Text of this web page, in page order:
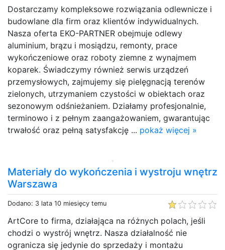
Dostarczamy kompleksowe rozwiązania odlewnicze i
budowlane dla firm oraz klientów indywidualnych.
Nasza oferta EKO-PARTNER obejmuje odlewy
aluminium, brązu i mosiądzu, remonty, prace
wykończeniowe oraz roboty ziemne z wynajmem
koparek. Świadczymy również serwis urządzeń
przemysłowych, zajmujemy się pielęgnacją terenów
zielonych, utrzymaniem czystości w obiektach oraz
sezonowym odśnieżaniem. Działamy profesjonalnie,
terminowo i z pełnym zaangażowaniem, gwarantując
trwałość oraz pełną satysfakcję ... pokaż więcej »
Materiały do wykończenia i wystroju wnętrz
Warszawa
Dodano: 3 lata 10 miesięcy temu
ArtCore to firma, działająca na różnych polach, jeśli
chodzi o wystrój wnętrz. Nasza działalność nie
ogranicza się jedynie do sprzedaży i montażu